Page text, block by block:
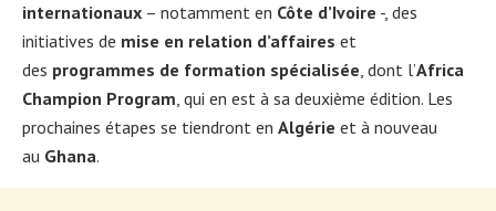
internationaux – notamment en Côte d’Ivoire -, des
initiatives de mise en relation d’affaires et
des programmes de formation spécialisée, dont l’Africa
Champion Program, qui en est à sa deuxième édition. Les
prochaines étapes se tiendront en Algérie et à nouveau
au Ghana.